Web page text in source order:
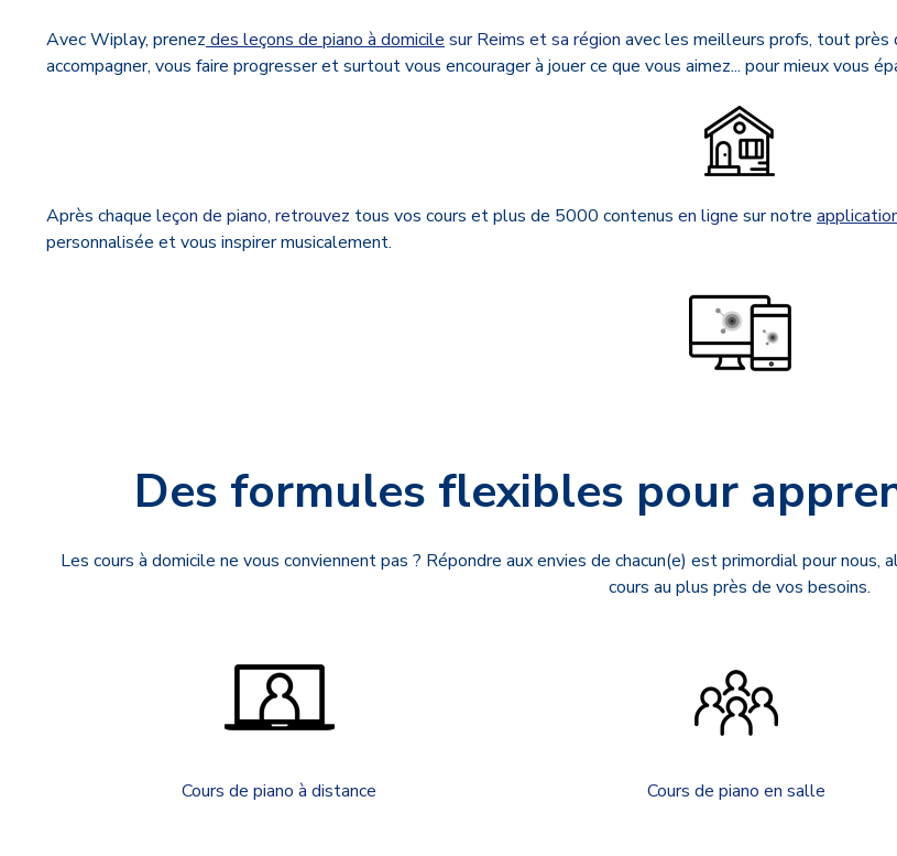
Avec Wiplay, prenez des leçons de piano à domicile sur Reims et sa région avec les meilleurs profs, tout près
accompagner, vous faire progresser et surtout vous encourager à jouer ce que vous aimez... pour mieux vous
Après chaque leçon de piano, retrouvez tous vos cours et plus de 5000 contenus en ligne sur notre
personnalisée et vous inspirer musicalement.
Des formules flexibles pour
Les cours à domicile ne vous conviennent pas ? Répondre aux envies de chacun(e) est primordial pour
cours au plus près de vos besoins.
Cours de piano à distance Cours de piano en salle